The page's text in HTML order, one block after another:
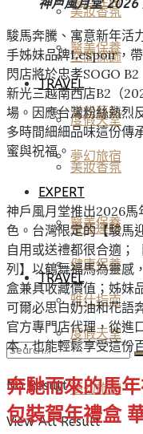
空間傢飾
當代藝術
美妝香氛
醫美保養
TRAVEL
度假天堂
夢幻旅宿
美妝香氛
醫美保養
TRAVEL
度假天堂
夢幻旅宿
EXPERT
星座運勢
健康保養
雅仕指南
No Result
View All Result
神戶風月堂 2026
駿馬奔騰、寓意新年活
手姊妹品牌Lespoir，
閃店將於忠孝SOGO
新光三越南西店B2（
場。因應台灣粉絲熱烈
多時間細細品味這份傳
蜜與祝福。
神戶風月堂推出2026
色。台灣限定的【駿馬
自用或送禮都很合適；
列】以鶴舞福馬為靈感
盒兼具收藏價值；姊妹
可爾必思白奶油和花語
官方專門店代理，從進
本，也能輕鬆享受這份
奔馳而來的馬
包裝賀年禮盒